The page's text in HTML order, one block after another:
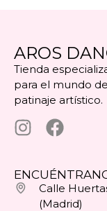
AROS
Tienda
para el mundo
patinaje artístico.
Calle
(Madrid)